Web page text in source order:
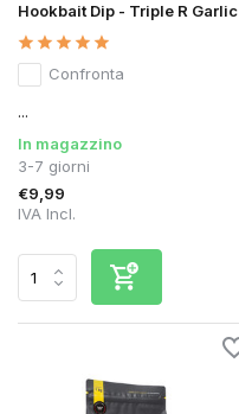
Hookbait Dip - Triple R Garlic
Confronta
...
In magazzino
3-7 giorni
€9,99
IVA Incl.